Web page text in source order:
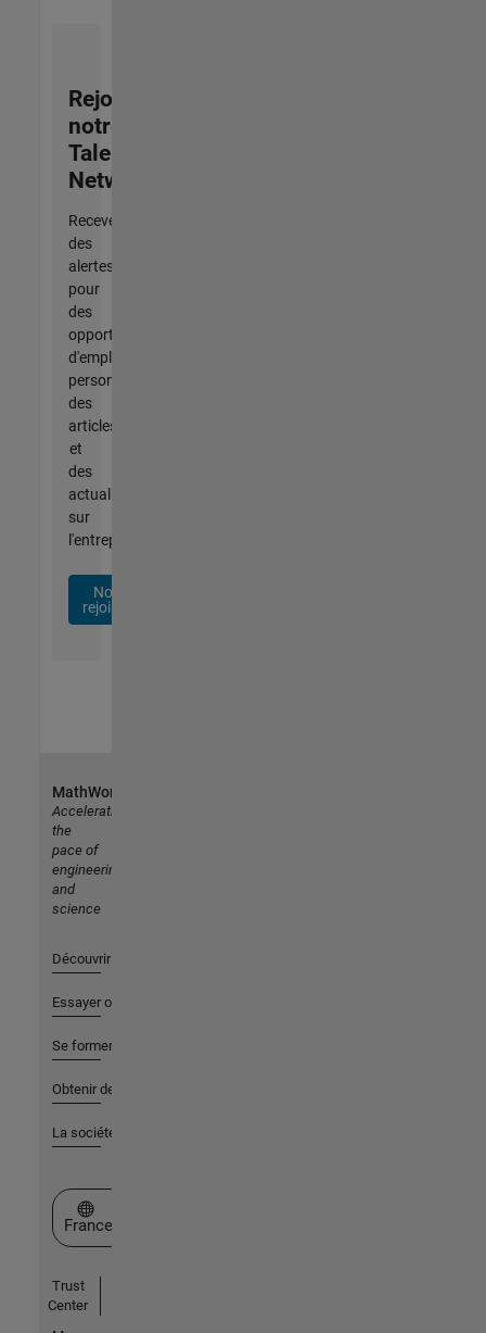
Rejoignez
notre
Talent
Network
Recevez
des
alertes
pour
des
opportunités
d'emploi
personnalisées,
des
articles
et
des
actualités
sur
l'entreprise.
Nous
rejoindre
MathWorks
Accelerating
the
pace of
engineering
and
science
Découvrir les produits
Essayer ou acheter
Se former
Obtenir de l'aide
La société
Sélectionner un site web
France
Trust
Center